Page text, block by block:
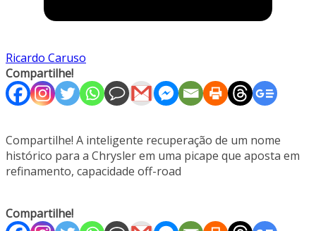
Ricardo Caruso
Compartilhe!
Compartilhe! A inteligente recuperação de um nome
histórico para a Chrysler em uma picape que aposta em
refinamento, capacidade off-road
Compartilhe!